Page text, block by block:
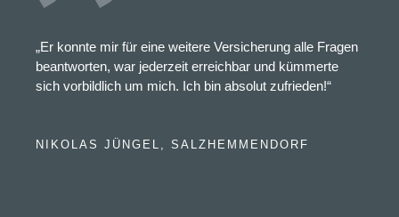
„Er konnte mir für eine weitere Versicherung alle Fragen
beantworten, war jederzeit erreichbar und kümmerte
sich vorbildlich um mich. Ich bin absolut zufrieden!“
NIKOLAS JÜNGEL, SALZHEMMENDORF